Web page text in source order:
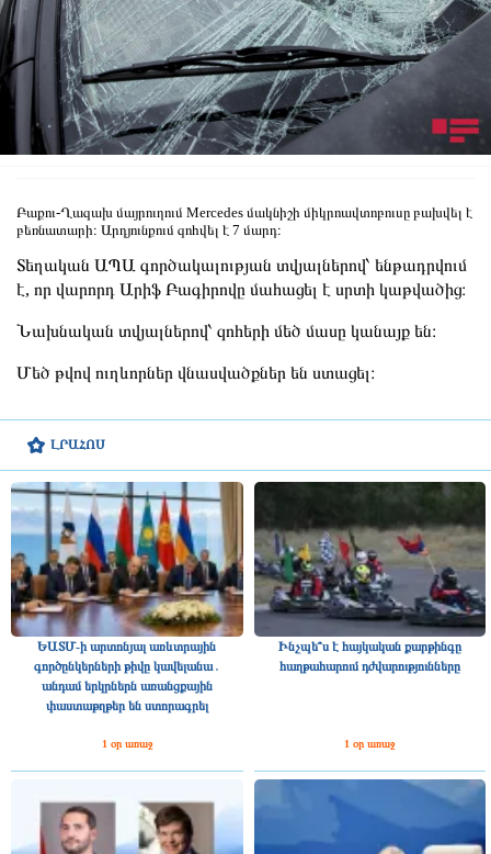
ԼՐԱՀՈՍ
ԵԱՏՄ-ի արտոնյալ առևտրային
գործընկերների թիվը կավելանա․
անդամ երկրներն առանցքային
փաստաթղթեր են ստորագրել
1 օր առաջ
Ինչպե՞ս է հայկական քարթինգը
հաղթահարում դժվարությունները
1 օր առաջ
Բաքու-Ղազախ մայրուղում Mercedes մակնիշի միկրոավտոբուսը բախվել է
բեռնատարի։ Արդյունքում զոհվել է 7 մարդ։
Տեղական ԱՊԱ գործակալության տվյալներով՝ ենթադրվում
է, որ վարորդ Արիֆ Բագիրովը մահացել է սրտի կաթվածից։
Նախնական տվյալներով՝ զոհերի մեծ մասը կանայք են։
Մեծ թվով ուղևորներ վնասվածքներ են ստացել։